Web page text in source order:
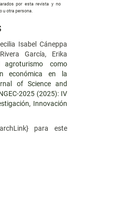
por esta revista y no
u otra persona.
Isabel Cáneppa
García, Erika
agroturismo como
económica en la
of Science and
2025 (2025): IV
Innovación
para este